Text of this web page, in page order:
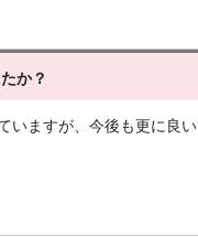
か？
いますが、今後も更に良